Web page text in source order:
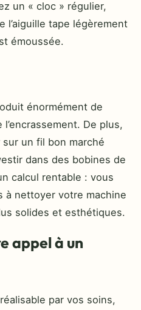
un « cloc » régulier,
l’aiguille tape légèrement
émoussée.
énormément de
De plus,
sur un fil bon marché
dans des bobines de
calcul rentable : vous
à nettoyer votre machine
solides et esthétiques.
appel à un
par vos soins,